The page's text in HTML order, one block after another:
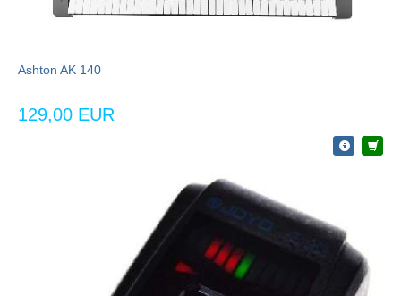
Ashton AK 140
129,00 EUR